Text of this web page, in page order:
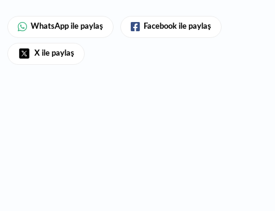
WhatsApp ile paylaş Facebook ile paylaş
X ile paylaş